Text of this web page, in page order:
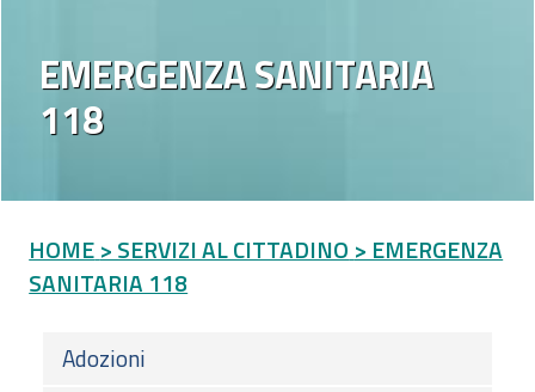
EMERGENZA SANITARIA
118
HOME > SERVIZI AL CITTADINO > EMERGENZA
SANITARIA 118
Adozioni